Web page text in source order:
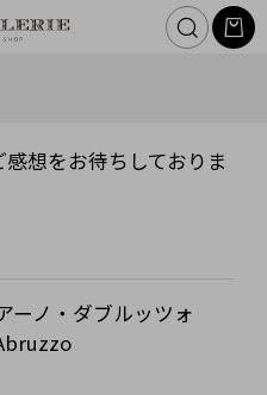
想をお待ちしておりま
ーノ・ダブルッツォ